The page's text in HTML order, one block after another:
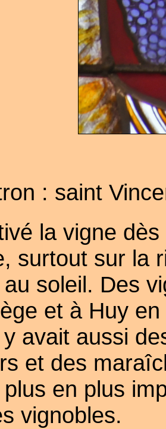
: saint
la vigne dès
surtout sur la
soleil. Des
et à Huy
avait aussi
et des
en plus
vignobles.